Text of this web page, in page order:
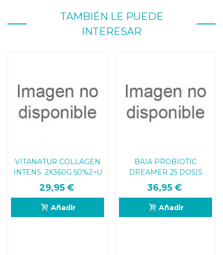
TAMBIÉN LE PUEDE
INTERESAR
VITANATUR COLLAGEN
INTENS. 2X360G 50%2¬U
29,95 €
Añadir
BAIA PROBIOTIC
DREAMER 25 DOSIS
36,95 €
Añadir